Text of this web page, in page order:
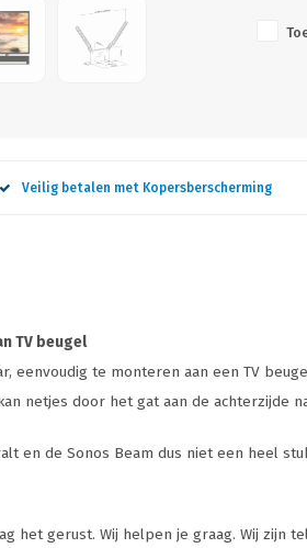
Veilig betalen met Kopersberscherming
TV beugel
eenvoudig te monteren aan een TV
netjes door het gat aan de
en de Sonos Beam dus niet een heel
het gerust. Wij helpen je graag. Wij zijn